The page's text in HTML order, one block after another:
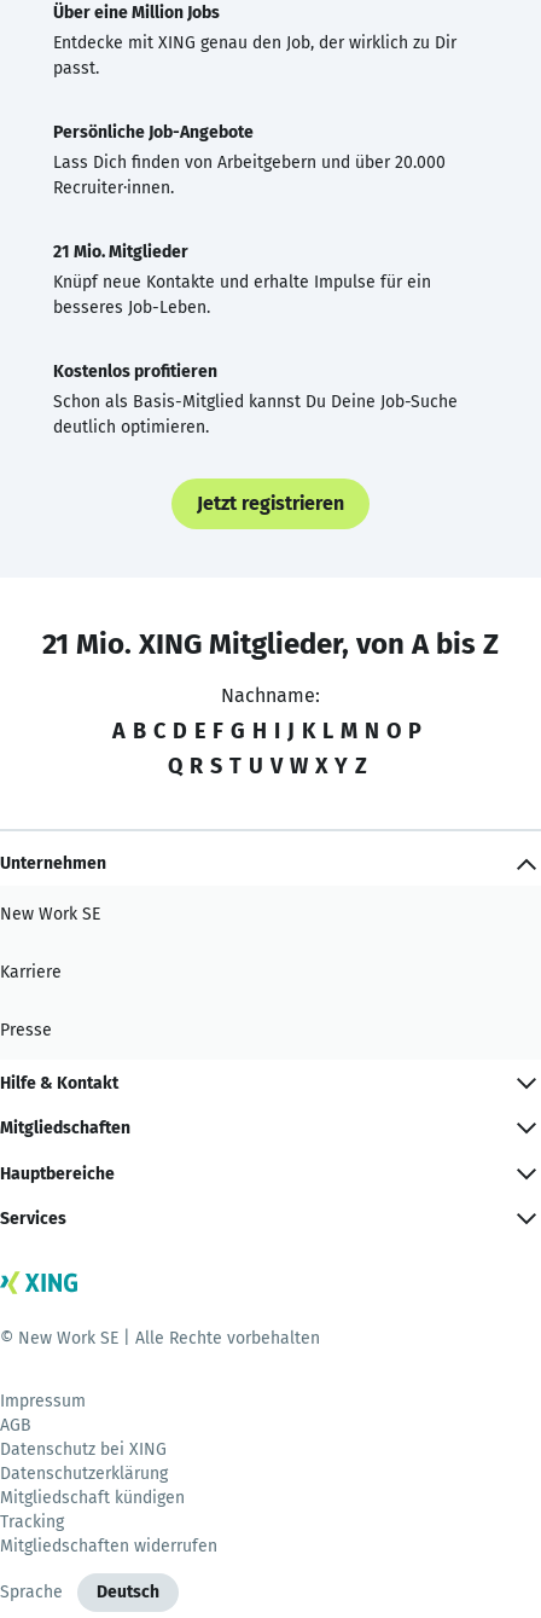
Über eine Million Jobs
Entdecke mit XING genau den Job, der wirklich zu Dir
passt.
Persönliche Job-Angebote
Lass Dich finden von Arbeitgebern und über 20.000
Recruiter·innen.
21 Mio. Mitglieder
Knüpf neue Kontakte und erhalte Impulse für ein
besseres Job-Leben.
Kostenlos profitieren
Schon als Basis-Mitglied kannst Du Deine Job-Suche
deutlich optimieren.
Jetzt registrieren
21 Mio. XING Mitglieder, von A bis Z
Nachname:
A B C D E F G H I J K L M N O P
Q R S T U V W X Y Z
Unternehmen
New Work SE
Karriere
Presse
Hilfe & Kontakt
Mitgliedschaften
Hauptbereiche
Services
© New Work SE | Alle Rechte vorbehalten
Impressum
AGB
Datenschutz bei XING
Datenschutzerklärung
Mitgliedschaft kündigen
Tracking
Mitgliedschaften widerrufen
Sprache Deutsch